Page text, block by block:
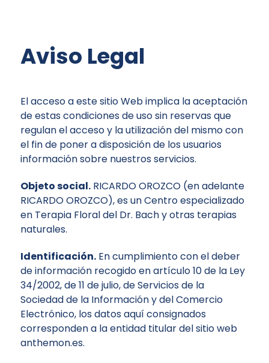
Aviso Legal
El acceso a este sitio Web implica la aceptación
de estas condiciones de uso sin reservas que
regulan el acceso y la utilización del mismo con
el fin de poner a disposición de los usuarios
información sobre nuestros servicios.
Objeto social. RICARDO OROZCO (en adelante
RICARDO OROZCO), es un Centro especializado
en Terapia Floral del Dr. Bach y otras terapias
naturales.
Identificación. En cumplimiento con el deber
de información recogido en artículo 10 de la Ley
34/2002, de 11 de julio, de Servicios de la
Sociedad de la Información y del Comercio
Electrónico, los datos aquí consignados
corresponden a la entidad titular del sitio web
anthemon.es.